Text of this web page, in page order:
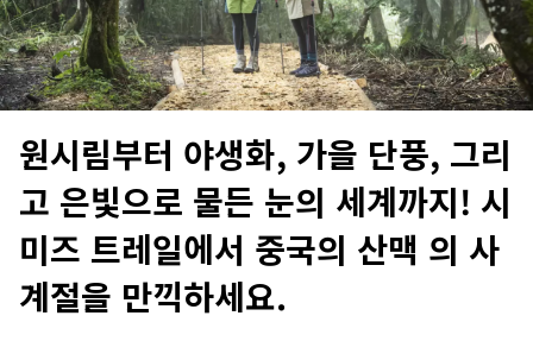
원시림부터 야생화, 가을 단풍, 그리
고 은빛으로 물든 눈의 세계까지! 시
미즈 트레일에서 중국의 산맥 의 사
계절을 만끽하세요.